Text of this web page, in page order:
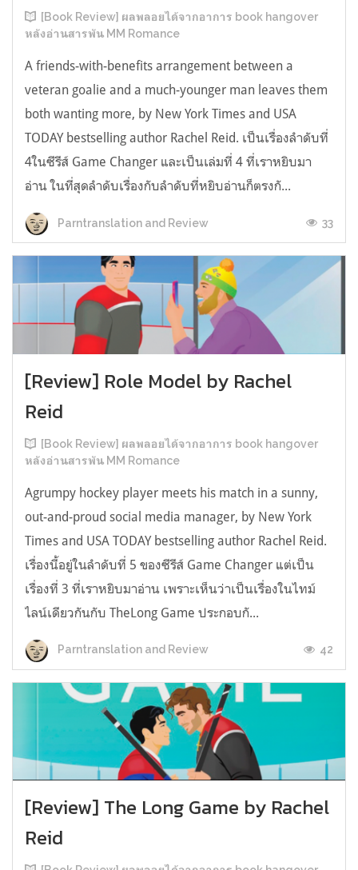
[Book Review] ผลพลอยได้จากอาการ book hangover
หลังอ่านสารพัน MM Romance
A friends-with-benefits arrangement between a
veteran goalie and a much-younger man leaves them
both wanting more, by New York Times and USA
TODAY bestselling author Rachel Reid. เป็นเรื่องลำดับที่
4ในซีรีส์ Game Changer และเป็นเล่มที่ 4 ที่เราหยิบมา
อ่าน ในที่สุดลำดับเรื่องกับลำดับที่หยิบอ่านก็ตรงกั...
Parntranslation and Review 33
[Review] Role Model by Rachel
Reid
[Book Review] ผลพลอยได้จากอาการ book hangover
หลังอ่านสารพัน MM Romance
Agrumpy hockey player meets his match in a sunny,
out-and-proud social media manager, by New York
Times and USA TODAY bestselling author Rachel Reid.
เรื่องนี้อยู่ในลำดับที่ 5 ของซีรีส์ Game Changer แต่เป็น
เรื่องที่ 3 ที่เราหยิบมาอ่าน เพราะเห็นว่าเป็นเรื่องในไทม์
ไลน์เดียวกันกับ TheLong Game ประกอบกั...
Parntranslation and Review 42
[Review] The Long Game by Rachel
Reid